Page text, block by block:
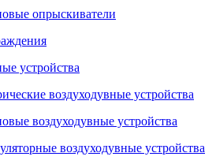
опрыскиватели
устройства
воздуходувные устройства
воздуходувные устройства
воздуходувные устройства